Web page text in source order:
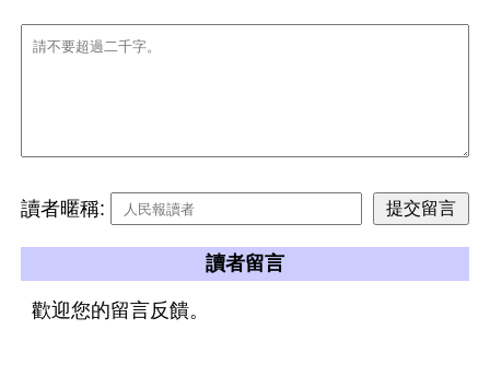
讀者暱稱:
讀者留言
歡迎您的留言反饋。